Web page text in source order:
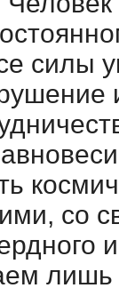
силы
со
лишь